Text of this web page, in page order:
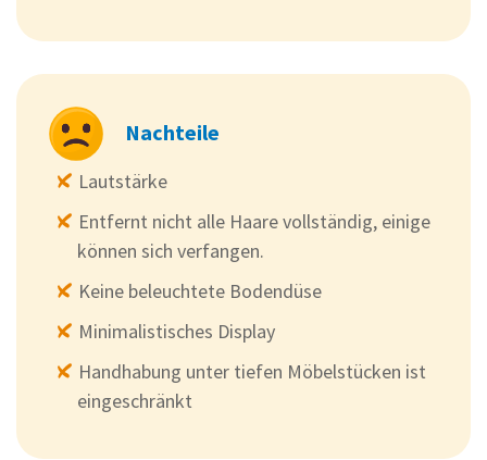
Nachteile
Lautstärke
Entfernt nicht alle Haare vollständig, einige
können sich verfangen.
Keine beleuchtete Bodendüse
Minimalistisches Display
Handhabung unter tiefen Möbelstücken ist
eingeschränkt